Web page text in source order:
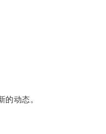
动态。